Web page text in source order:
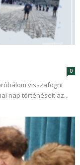
0
visszafogni
nap történéseit az...